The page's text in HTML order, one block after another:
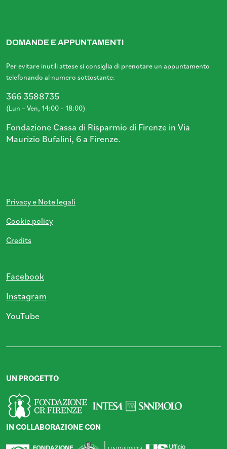
DOMANDE E APPUNTAMENTI
Per evitare inutili attese si consiglia di prenotare un appuntamento
telefonando al numero sottostante:
366 3588735
(Lun – Ven, 14:00 – 18:00)
Fondazione Cassa di Risparmio di Firenze in Via
Maurizio Bufalini, 6 a Firenze.
Privacy e Note legali
Cookie policy
Credits
Facebook
Instagram
YouTube
UN PROGETTO
IN COLLABORAZIONE CON